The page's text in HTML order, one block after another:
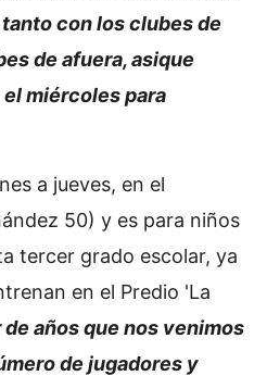
con los clubes de
de afuera, asique
miércoles para
a jueves, en el
50) y es para niños
tercer grado escolar, ya
en el Predio 'La
de años que nos venimos
de jugadores y